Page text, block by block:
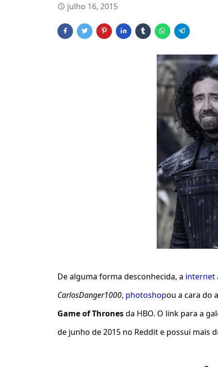
julho 16, 2015
De alguma forma desconhecida, a internet
CarlosDanger1000, photoshopou a cara do
Game of Thronesda HBO. O link para a
de junho de 2015 no Reddit e possui mais